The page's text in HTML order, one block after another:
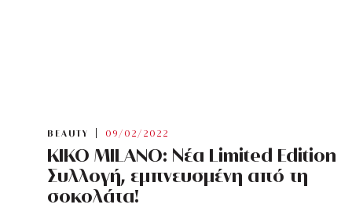
BEAUTY 09/02/2022
KIKO MILANO: Νέα Limited Edition
Συλλογή, εμπνευσμένη από τη
σοκολάτα!